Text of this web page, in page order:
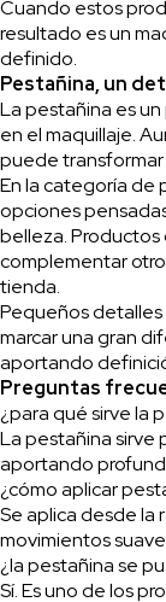
Cuando estos
resultado es un
definido.
Pestañina, un
La pestañina es
en el maquillaje.
puede transformar
En la categoría de
opciones
belleza. Productos
complementar
tienda.
Pequeños
marcar una gran
aportando
Preguntas
¿para qué sirve la
La pestañina sirve
aportando
¿cómo aplicar
Se aplica desde la
movimientos
¿la pestañina se
Sí. Es uno de los